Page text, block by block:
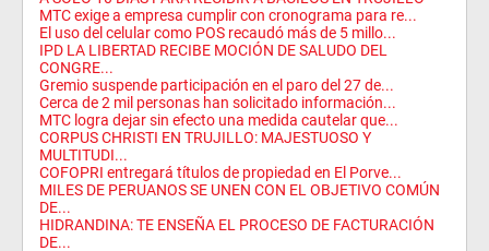
MTC exige a empresa cumplir con cronograma para re...
El uso del celular como POS recaudó más de 5 millo...
IPD LA LIBERTAD RECIBE MOCIÓN DE SALUDO DEL
CONGRE...
Gremio suspende participación en el paro del 27 de...
Cerca de 2 mil personas han solicitado información...
MTC logra dejar sin efecto una medida cautelar que...
CORPUS CHRISTI EN TRUJILLO: MAJESTUOSO Y
MULTITUDI...
COFOPRI entregará títulos de propiedad en El Porve...
MILES DE PERUANOS SE UNEN CON EL OBJETIVO COMÚN
DE...
HIDRANDINA: TE ENSEÑA EL PROCESO DE FACTURACIÓN
DE...